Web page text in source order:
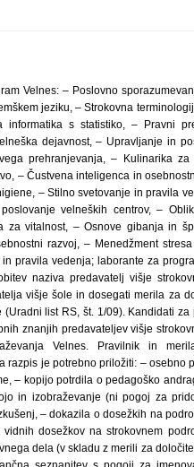
Velnes: – Poslovno
jeziku, – Strokovna
informatika s statistiko, – Pravni
dejavnost, – Upravljanje in
prehranjevanja, – Kulinarika
– Čustvena inteligenca in
– Stilno svetovanje in pravila
velneških centrov, –
za vitalnost, – Osnove gibanja in
razvoj, – Menedžment
pravila vedenja; laborante za
naziva predavatelj višje
višje šole in dosegati merila za
list RS, št. 1/09). Kandidati
znanjih predavateljev višje
Velnes. Pravilnik in
razpis je potrebno priložiti: –
– kopijo potrdila o pedagoško
in izobraževanje (ni pogoj za
– dokazila o dosežkih na
dosežkov na strokovnem
dela (v skladu z merili za